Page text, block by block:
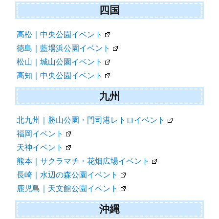
四国
高松｜中央公園イベント
徳島｜藍場浜公園イベント
松山｜城山公園イベント
高知｜中央公園イベント
九州
北九州｜勝山公園・門司港レトロイベント
福岡イベント
天神イベント
熊本｜サクラマチ・花畑広場イベント
長崎｜水辺の森公園イベント
鹿児島｜天文館公園イベント
沖縄